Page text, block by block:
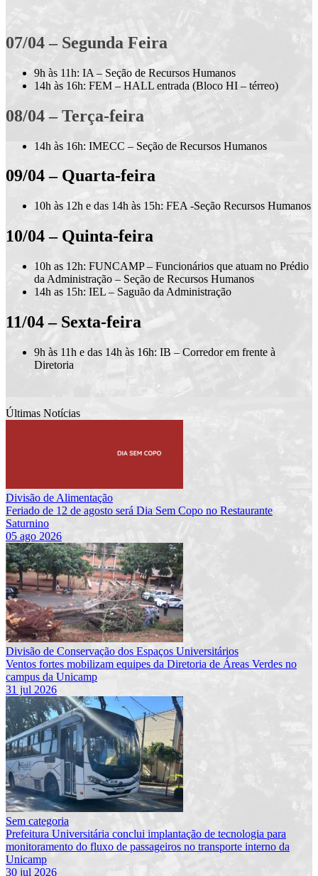
07/04 – Segunda Feira
9h às 11h: IA – Seção de Recursos Humanos
14h às 16h: FEM – HALL entrada (Bloco HI – térreo)
08/04 – Terça-feira
14h às 16h: IMECC – Seção de Recursos Humanos
09/04 – Quarta-feira
10h às 12h e das 14h às 15h: FEA -Seção Recursos Humanos
10/04 – Quinta-feira
10h as 12h: FUNCAMP – Funcionários que atuam no Prédio
da Administração – Seção de Recursos Humanos
14h as 15h: IEL – Saguão da Administração
11/04 – Sexta-feira
9h às 11h e das 14h às 16h: IB – Corredor em frente à
Diretoria
Últimas Notícias
Divisão de Alimentação
Feriado de 12 de agosto será Dia Sem Copo no Restaurante
Saturnino
05 ago 2026
Divisão de Conservação dos Espaços Universitários
Ventos fortes mobilizam equipes da Diretoria de Áreas Verdes no
campus da Unicamp
31 jul 2026
Sem categoria
Prefeitura Universitária conclui implantação de tecnologia para
monitoramento do fluxo de passageiros no transporte interno da
Unicamp
30 jul 2026